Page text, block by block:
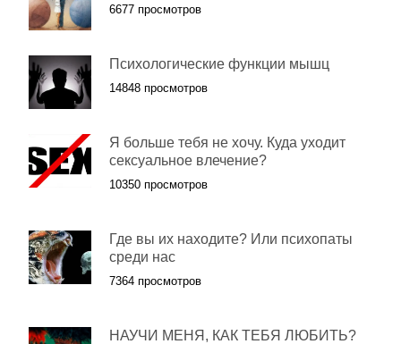
6677 просмотров
Психологические функции мышц
14848 просмотров
Я больше тебя не хочу. Куда уходит
сексуальное влечение?
10350 просмотров
Где вы их находите? Или психопаты
среди нас
7364 просмотров
НАУЧИ МЕНЯ, КАК ТЕБЯ ЛЮБИТЬ?